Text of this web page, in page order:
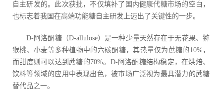
自主研发的。此次获批，不仅填补了国内健康代糖市场的空白，
也标志着我国在高端功能糖自主研发上迈出了关键性的一步。
D-阿洛酮糖（D-allulose）是一种少量天然存在于无花果、猕
猴桃、小麦等多种植物中的六碳酮糖，其热量仅为蔗糖的10%，
而甜度则可以达到蔗糖的70%。D-阿洛酮糖结构稳定，在烘焙、
饮料等领域的应用中表现出色，被市场广泛视为最具潜力的蔗糖
替代品之一。